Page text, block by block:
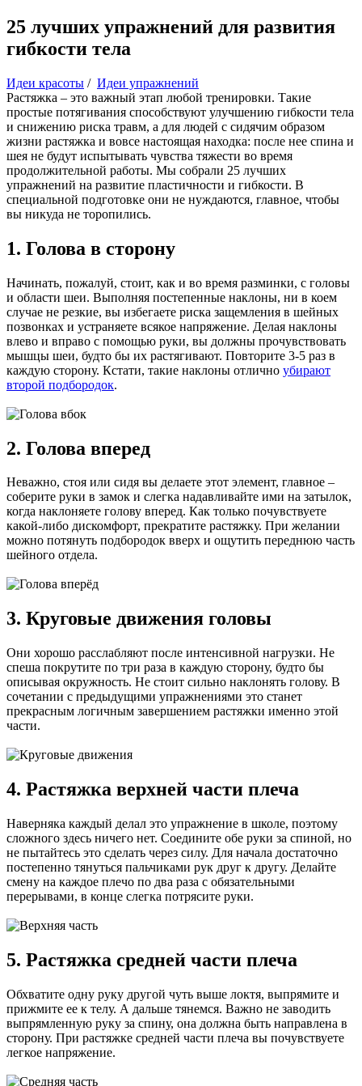
25 лучших упражнений для развития
гибкости тела
Идеи красоты / Идеи упражнений
Растяжка – это важный этап любой тренировки. Такие
простые потягивания способствуют улучшению гибкости тела
и снижению риска травм, а для людей с сидячим образом
жизни растяжка и вовсе настоящая находка: после нее спина и
шея не будут испытывать чувства тяжести во время
продолжительной работы. Мы собрали 25 лучших
упражнений на развитие пластичности и гибкости. В
специальной подготовке они не нуждаются, главное, чтобы
вы никуда не торопились.
1. Голова в сторону
Начинать, пожалуй, стоит, как и во время разминки, с головы
и области шеи. Выполняя постепенные наклоны, ни в коем
случае не резкие, вы избегаете риска защемления в шейных
позвонках и устраняете всякое напряжение. Делая наклоны
влево и вправо с помощью руки, вы должны прочувствовать
мышцы шеи, будто бы их растягивают. Повторите 3-5 раз в
каждую сторону. Кстати, такие наклоны отлично убирают
второй подбородок.
2. Голова вперед
Неважно, стоя или сидя вы делаете этот элемент, главное –
соберите руки в замок и слегка надавливайте ими на затылок,
когда наклоняете голову вперед. Как только почувствуете
какой-либо дискомфорт, прекратите растяжку. При желании
можно потянуть подбородок вверх и ощутить переднюю часть
шейного отдела.
3. Круговые движения головы
Они хорошо расслабляют после интенсивной нагрузки. Не
спеша покрутите по три раза в каждую сторону, будто бы
описывая окружность. Не стоит сильно наклонять голову. В
сочетании с предыдущими упражнениями это станет
прекрасным логичным завершением растяжки именно этой
части.
4. Растяжка верхней части плеча
Наверняка каждый делал это упражнение в школе, поэтому
сложного здесь ничего нет. Соедините обе руки за спиной, но
не пытайтесь это сделать через силу. Для начала достаточно
постепенно тянуться пальчиками рук друг к другу. Делайте
смену на каждое плечо по два раза с обязательными
перерывами, в конце слегка потрясите руки.
5. Растяжка средней части плеча
Обхватите одну руку другой чуть выше локтя, выпрямите и
прижмите ее к телу. А дальше тянемся. Важно не заводить
выпрямленную руку за спину, она должна быть направлена в
сторону. При растяжке средней части плеча вы почувствуете
легкое напряжение.